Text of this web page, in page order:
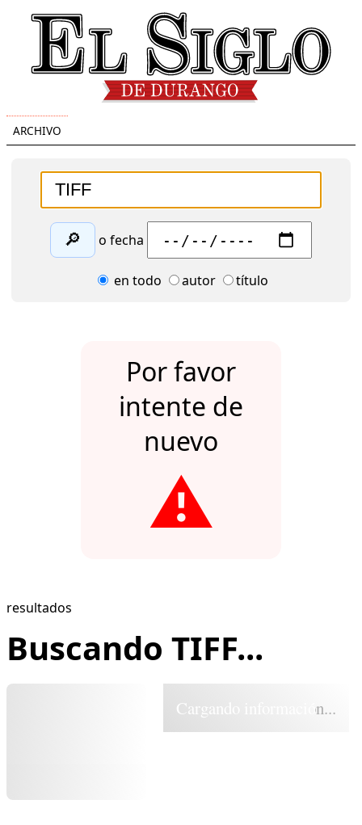
ARCHIVO
🔎 o fecha
en todo autor título
Por favor
intente de
nuevo
⚠️
resultados
Buscando TIFF...
Cargando información...